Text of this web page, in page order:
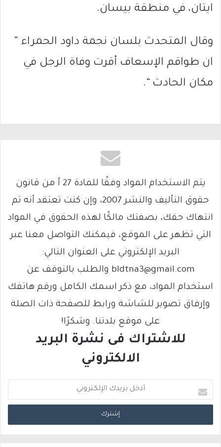
ايتان، في منطقة بيسان.
وقال المتحدث بلسان نجمة داود الحمراء ”
ان طواقم الإسعاف أقرت وفاة الرجل في
مكان الحادث “.
يتم الاستخدام المواد وفقًا للمادة 27 أ من قانون
حقوق التأليف والنشر 2007، وإن كنت تعتقد أنه تم
انتهاك حقك، بصفتك مالكًا لهذه الحقوق في المواد
التي تظهر على الموقع، فيمكنك التواصل معنا عبر
البريد الإلكتروني على العنوان التالي:
bldtna3@gmail.com والطلب بالتوقف عن
استخدام المواد، مع ذكر اسمك الكامل ورقم هاتفك
وإرفاق تصوير للشاشة ورابط للصفحة ذات الصلة
على موقع بلدتنا. وشكرًا!
للاشتراك فى نشرة البريد
الالكتروني
د
خ